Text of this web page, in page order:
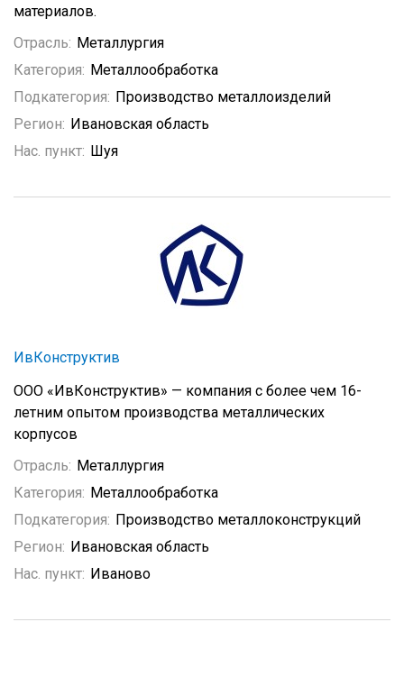
материалов.
Отрасль: Металлургия
Категория: Металлообработка
Подкатегория: Производство металлоизделий
Регион: Ивановская область
Нас. пункт: Шуя
ИвКонструктив
ООО «ИвКонструктив» — компания с более чем 16-
летним опытом производства металлических
корпусов
Отрасль: Металлургия
Категория: Металлообработка
Подкатегория: Производство металлоконструкций
Регион: Ивановская область
Нас. пункт: Иваново